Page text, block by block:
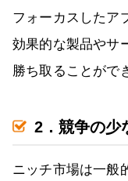
フォーカスしたア
効果的な製品やサ
勝ち取ることがで
2．競争の少
ニッチ市場は一般